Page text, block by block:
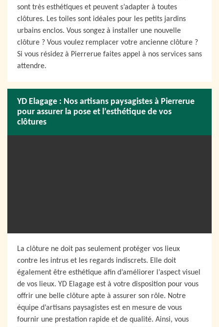
sont très esthétiques et peuvent s’adapter à toutes
clôtures. Les toiles sont idéales pour les petits jardins
urbains enclos. Vous songez à installer une nouvelle
clôture ? Vous voulez remplacer votre ancienne clôture ?
Si vous résidez à Pierrerue faites appel à nos services sans
attendre.
YD Elagage : Nos artisans paysagistes à Pierrerue
pour assurer la pose et l’esthétique de vos
clôtures
La clôture ne doit pas seulement protéger vos lieux
contre les intrus et les regards indiscrets. Elle doit
également être esthétique afin d’améliorer l’aspect visuel
de vos lieux. YD Elagage est à votre disposition pour vous
offrir une belle clôture apte à assurer son rôle. Notre
équipe d’artisans paysagistes est en mesure de vous
fournir une prestation rapide et de qualité. Ainsi, vous